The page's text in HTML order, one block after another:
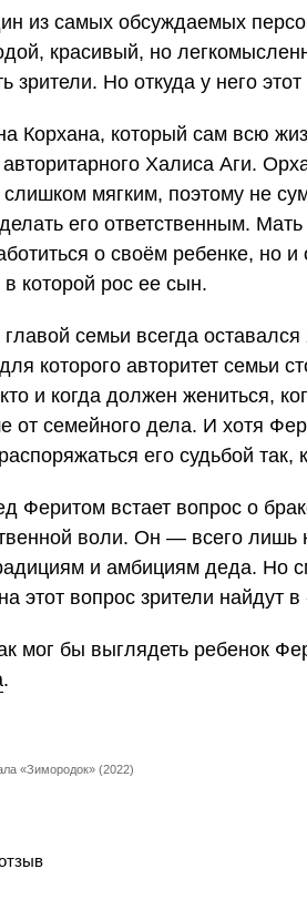
из самых обсуждаемых
красивый, но
зрители. Но откуда у него
Корхана, который сам всю
Халиса Аги.
мягким, поэтому не
его ответственным.
о своём ребенке, но
которой рос ее сын.
семьи всегда
которого авторитет семьи
и когда должен жениться,
от семейного дела. И хотя
его судьбой так,
Феритом встает вопрос о
воли. Он — всего лишь
и амбициям деда. Но
этот вопрос зрители найдут
мог бы выглядеть ребенок
.
«Зимородок» (2022)